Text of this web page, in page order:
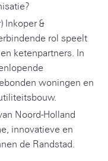
Inkoper &
rol speelt
ketenpartners. In
woningen en
Noord-Holland
innovatieve en
de Randstad.